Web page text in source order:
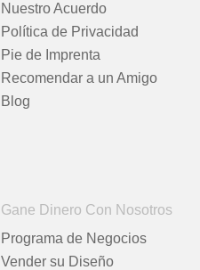
Nuestro Acuerdo
Política de Privacidad
Pie de Imprenta
Recomendar a un Amigo
Blog
Gane Dinero Con Nosotros
Programa de Negocios
Vender su Diseño